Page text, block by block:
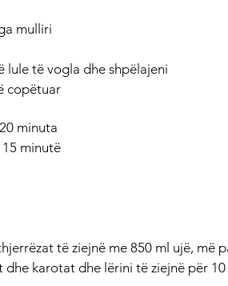
mulliri
lule të vogla dhe shpëlajeni
copëtuar
minuta
minutë
të ziejnë me 850 ml ujë, më
karotat dhe lërini të ziejnë për